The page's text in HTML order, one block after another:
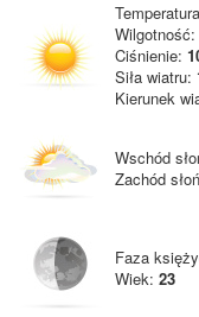
Wilgotność:
Ciśnienie:
Siła wiatru:
Kierunek
Wschód
Zachód
Faza
Wiek: 23